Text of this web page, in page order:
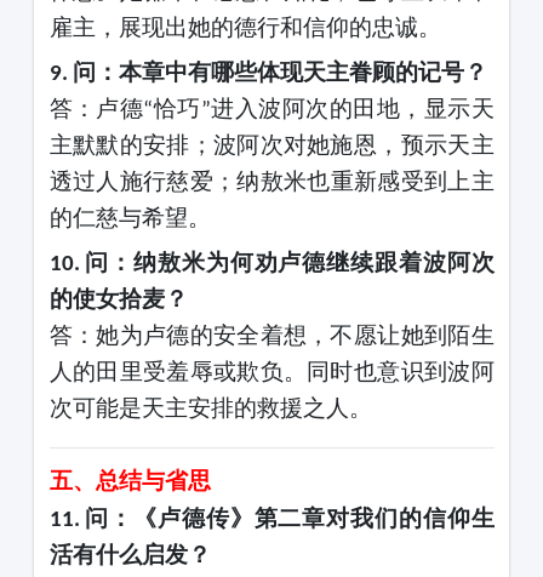
雇主，展现出她的德行和信仰的忠诚。
9. 问：本章中有哪些体现天主眷顾的记号？
答：卢德“恰巧”进入波阿次的田地，显示天
主默默的安排；波阿次对她施恩，预示天主
透过人施行慈爱；纳敖米也重新感受到上主
的仁慈与希望。
10. 问：纳敖米为何劝卢德继续跟着波阿次
的使女拾麦？
答：她为卢德的安全着想，不愿让她到陌生
人的田里受羞辱或欺负。同时也意识到波阿
次可能是天主安排的救援之人。
五、总结与省思
11. 问：《卢德传》第二章对我们的信仰生
活有什么启发？